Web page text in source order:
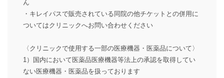
ん
・キレイパスで販売されている同院の他チケットとの併用に
ついてはクリニックへお問い合わせください
〈クリニックで使用する一部の医療機器・医薬品について〉
1）国内において医薬品医療機器等法上の承認を取得してい
ない医療機器・医薬品を扱っております